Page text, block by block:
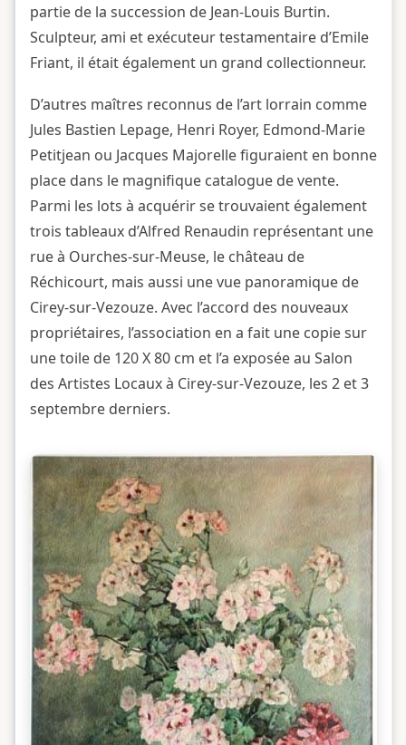
partie de la succession de Jean-Louis Burtin.
Sculpteur, ami et exécuteur testamentaire d’Emile
Friant, il était également un grand collectionneur.
D’autres maîtres reconnus de l’art lorrain comme
Jules Bastien Lepage, Henri Royer, Edmond-Marie
Petitjean ou Jacques Majorelle figuraient en bonne
place dans le magnifique catalogue de vente.
Parmi les lots à acquérir se trouvaient également
trois tableaux d’Alfred Renaudin représentant une
rue à Ourches-sur-Meuse, le château de
Réchicourt, mais aussi une vue panoramique de
Cirey-sur-Vezouze. Avec l’accord des nouveaux
propriétaires, l’association en a fait une copie sur
une toile de 120 X 80 cm et l’a exposée au Salon
des Artistes Locaux à Cirey-sur-Vezouze, les 2 et 3
septembre derniers.